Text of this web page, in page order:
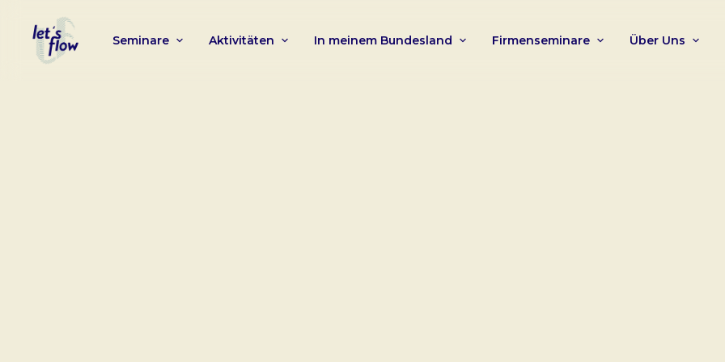
Seminare Aktivitäten In meinem Bundesland Firmenseminare Über Uns